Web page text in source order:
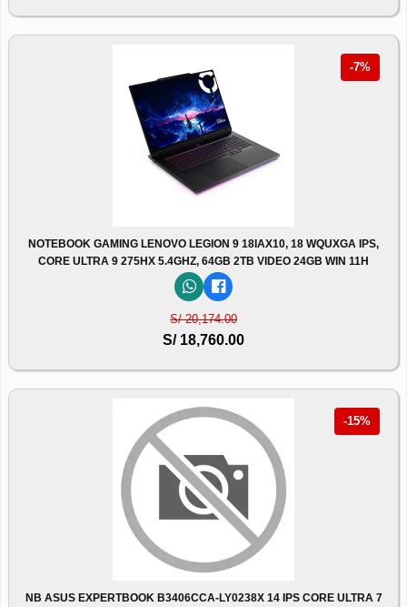
-7%
NOTEBOOK GAMING LENOVO LEGION 9 18IAX10, 18 WQUXGA IPS,
CORE ULTRA 9 275HX 5.4GHZ, 64GB 2TB VIDEO 24GB WIN 11H
S/ 20,174.00
S/ 18,760.00
-15%
NB ASUS EXPERTBOOK B3406CCA-LY0238X 14 IPS CORE ULTRA 7